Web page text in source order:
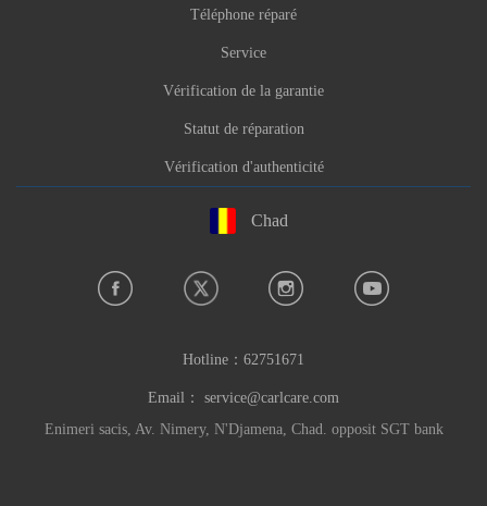
Téléphone réparé
Service
Vérification de la garantie
Statut de réparation
Vérification d'authenticité
Chad
Hotline： 62751671
Email： service@carlcare.com
Enimeri sacis, Av. Nimery, N'Djamena, Chad. opposit SGT bank